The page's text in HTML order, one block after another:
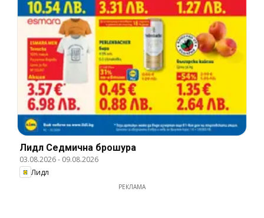
Лидл Cедмична брошура
03.08.2026- 09.08.2026
Лидл
РЕКЛАМА